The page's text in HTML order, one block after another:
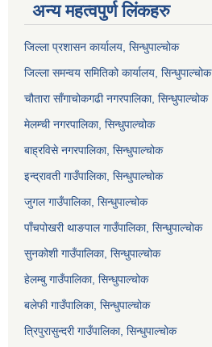
अन्य महत्वपुर्ण लिंकहरु
जिल्ला प्रशासन कार्यालय, सिन्धुपाल्चोक
जिल्ला समन्वय समितिको कार्यालय, सिन्धुपाल्चोक
चौतारा साँगाचोकगढी नगरपालिका, सिन्धुपाल्चोक
मेलम्ची नगरपालिका, सिन्धुपाल्चोक
बाह्रविसे नगरपालिका, सिन्धुपाल्चोक
इन्द्रावती गाउँपालिका, सिन्धुपाल्चोक
जुगल गाउँपालिका, सिन्धुपाल्चोक
पाँचपोखरी थाङपाल गाउँपालिका, सिन्धुपाल्चोक
सुनकोशी गाउँपालिका, सिन्धुपाल्चोक
हेलम्बु गाउँपालिका, सिन्धुपाल्चोक
बलेफी गाउँपालिका, सिन्धुपाल्चोक
त्रिपुरासुन्दरी गाउँपालिका, सिन्धुपाल्चोक